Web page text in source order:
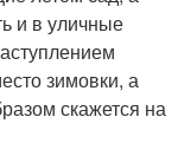
и в уличные
зимовки, а
скажется на